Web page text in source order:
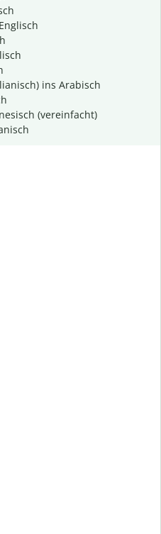
ins Arabisch
(vereinfacht)